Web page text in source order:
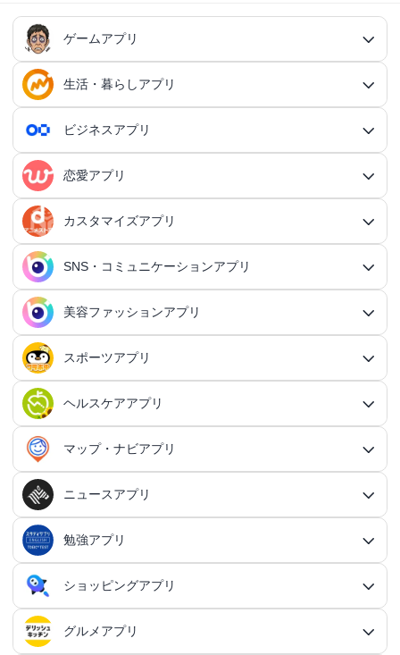
ゲームアプリ
ゲームアプリ総合
RPGアプリ
RPGアプリ総合
王道RPGアプリ
アクションRPGアプリ
シミュレーションRPGアプリ
ダンジョンRPGアプリ
MMORPGアプリ
放置系RPGアプリ
美少女RPGアプリ
カードRPGアプリ
クイズRPGアプリ
カジュアルRPGアプリ
アクションゲームアプリ
2Dアクションアプリ
3Dアクションアプリ
アクションRPGアプリ
MOBAアプリ
ステルスゲームアプリ
シミュレーションアプリ
シミュレーションアプリ総合
育成シミュレーションアプリ
戦略シミュレーションアプリ
箱庭シミュレーションアプリ
恋愛シミュレーションアプリ
歴史シミュレーションアプリ
メタバース体験シミュレーションゲームアプリ
対戦・協力ゲームアプリ
対戦・協力ゲームアプリ総合
オンライン対戦アプリ
協力・マルチプレイアプリ
シューティングゲームアプリ
FPSアプリ
TPSアプリ
オンラインシューティングアプリ
縦スクシューティングアプリ
横スクシューティングアプリ
スナイパーゲームアプリ
アドベンチャーゲームアプリ
アドベンチャーゲームアプリ総合
ミステリーアドベンチャーアプリ
ホラーアドベンチャーアプリ
サウンドノベルアプリ
サバイバルアドベンチャーアプリ
テキストアドベンチャーアプリ
パズル・脳トレアプリ
パズル・脳トレアプリ総合
パズルゲームアプリ
脱出ゲームアプリ
脳トレゲームアプリ
推理ゲームアプリ
間違い探し・探し物ゲームアプリ
音楽ゲームアプリ
音楽ゲームアプリ総合
手持ち曲で遊ぶ音ゲーアプリ
ボカロ曲収録音ゲーアプリ
リズムタップゲームアプリ
オープンワールドアプリ
オープンワールドアプリ総合
3Dサンドボックスアプリ
カジュアルゲームアプリ
クレーンゲームアプリ
放置系ゲームアプリ
バカゲー・奇ゲーアプリ
育成ゲームアプリ
育成ゲームアプリ総合
恋愛ゲームアプリ総合
乙女系恋愛ゲームアプリ
キャラゲーアプリ
生活・暮らしアプリ
生活・暮らしアプリ総合
ファイナンスアプリ
家計簿アプリ
ふるさと納税アプリ
貯金アプリ
スマホ決済アプリ
クレジットカードアプリ
投資アプリ
確定申告アプリ
ギャンブルの管理アプリ
日記アプリ
SNS感覚の日記アプリ
交換日記アプリ
写真カレンダーアプリ
シンプルな日記アプリ
終活アプリ
行動記録アプリ
行動記録アプリ総合
習慣化アプリ
ポイ活アプリ
ポイ活アプリ総合
レシートポイ活アプリ
歩いてお金を稼ぐアプリ
アンケートアプリ
登録でお金がもらえるアプリ
動画を見るだけで稼ぐアプリ
スケジューラ・時計アプリ
リマインダーアプリ
時計アプリ
タイマーアプリ
ライフログアプリ
持ち物管理アプリ
生理周期アプリ
体重管理アプリ
血圧記録アプリ
体温記録アプリ
飲食店記録アプリ
家事アプリ
家事アプリ総合
料理アプリ
掃除アプリ
家事分担アプリ
育児アプリ
育児アプリ総合
育児記録アプリ
知育アプリ
子育てSNSアプリ
防犯アプリ
防犯アプリ総合
防犯ブザーアプリ
防災アプリ
緊急地震速報アプリ
安否確認アプリ
メモアプリ
メモアプリ総合
電卓アプリ
ビジネスアプリ
ビジネスアプリ総合
タスク管理アプリ
タスク管理アプリ総合
個人タスク管理アプリ
タスク共有アプリ
プロジェクト管理アプリ
QRコードアプリ
QRコード読み取りアプリ
QRコード作成アプリ
janコード検索アプリ
OCRアプリ
OCRアプリ総合
翻訳カメラアプリ
議事録アプリ
議事録アプリ総合
文字起こしアプリ
高音質ボイスレコーダーアプリ
顧客管理アプリ
ファイル管理アプリ
ファイル管理アプリ総合
クラウド保存・共有アプリ
PDFアプリ
ファイルマネージャーアプリ
オフィスソフトアプリ
名刺管理アプリ総合
会計アプリ
会計アプリ総合
請求書アプリ
経費精算アプリ
小売・卸売支援ツールアプリ
在庫管理アプリ
レジアプリ
思考整理アプリ
転職アプリ
恋愛アプリ
恋愛アプリ総合
マッチングアプリ
マッチングアプリ総合
20代向けマッチングアプリ
30代向けマッチングアプリ
40代向けマッチングアプリ
60代・シニア向けマッチングアプリ
出会いアプリ
カップルアプリ
カップルアプリ総合
カップルSNSアプリ
記念日アプリ
デートアプリ
デートスポットアプリ
恋愛診断アプリ
恋愛情報・モテる方法アプリ
恋愛相談アプリ
女性の悩み解決アプリ
カスタマイズアプリ
カスタマイズアプリ総合
IFTTTアプリ
オートクリッカーアプリ
ネットワークアプリ
Wi-Fiアプリ
スピードテストアプリ
VPNアプリ
スマホ最適化アプリ
スマホ最適化アプリ総合
メモリの確認／解放アプリ
パスワード管理アプリ
セキュリティ対策アプリ
VPNアプリ
盗み見防止アプリ
覗き見防止アプリ
キーボードアプリ
文字起こしアプリ
顔文字・絵文字アプリ
日本語入力アプリ
画面の設定アプリ
ホーム画面アプリ
ウィジェットカスタマイズアプリ
ロック画面カスタマイズアプリ
音の設定アプリ
録音アプリ
着信音アプリ
SNS・コミュニケーションアプリ
SNS・コミュニケーションアプリ総合
SNSアプリ
SNSアプリ総合
X（Twitter）アプリ
LINEアプリ
マストドンアプリ
写真投稿SNSアプリ
Instagramアプリ
メールアプリ
多機能メーラーアプリ
フリーメールアプリ
チャットアプリ
チャットアプリ総合
SMSアプリ
お絵描きチャットアプリ
ランダムチャットアプリ
ボイス・ビデオチャットアプリ
電話アプリ
電話アプリ総合
ビデオ通話アプリ
電話帳アプリ
インターネット電話アプリ
掲示板アプリ
ゲーム募集アプリ
地元コミュニティアプリ
アイコン画像アプリ
アイコン画像アプリ総合
アバター・似顔絵アプリ
年賀状・カードアプリ
年賀状アプリ
イベント企画アプリ
美容ファッションアプリ
美容ファッションアプリ総合
ヘア・メイク・ネイルアプリ
髪型アプリ
メイク・スキンケアアプリ
ネイルアプリ
ファッションアプリ
似合うメガネ診断アプリ
コーデの参考アプリ
服デザインアプリ
ボディケア・エステアプリ
女性向けダイエットアプリ
整形アプリ
スポーツアプリ
スポーツアプリ総合
陸上競技アプリ
陸上競技アプリ総合
ウォーキングアプリ
ランニングアプリ
自転車アプリ
ジョギング・サイクリングの道を記録アプリ
テニスアプリ
ライトアプリ
ライトアプリ総合
野球アプリ総合
プロ野球速報アプリ
ボウリングアプリ
速度計測アプリ
ヘルスケアアプリ
ヘルスケアアプリ総合
健康管理アプリ
健康管理アプリ総合
体重管理アプリ
睡眠アプリ
妊娠・出産アプリ
妊活アプリ
認知症・物忘れ防止アプリ総合
ダイエットアプリ
ダイエットアプリ総合
マップ・ナビアプリ
マップ・ナビアプリ総合
ドライブアプリ
ドライブアプリ総合
バイクナビアプリ
鉄道アプリ
路線図アプリ
旅行アプリ
ニュースアプリ
ニュースアプリ総合
スポーツニュースアプリ
スポーツニュースアプリ総合
天気アプリ
勉強アプリ
勉強アプリ総合
語学アプリ
ショッピングアプリ
ショッピングアプリ総合
グルメアプリ